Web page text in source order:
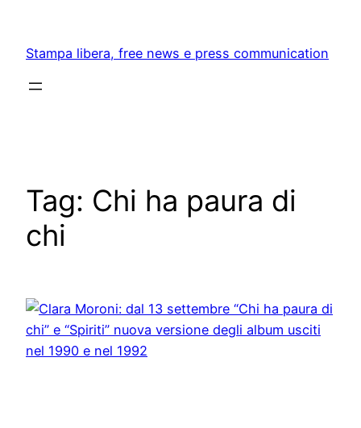
content
Stampa libera, free news e press communication
Tag: Chi ha paura di
chi